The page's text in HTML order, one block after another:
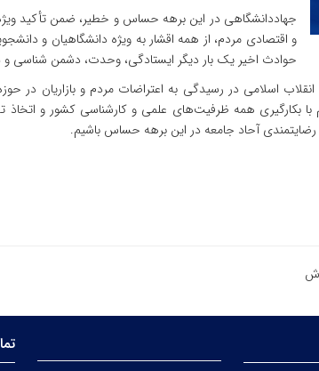
جهاددانشگاهی در این برهه حساس و خطیر، ضمن تأکید
و اقتصادی مردم، از همه اقشار به ویژه دانشگاهیان و
حوادث اخیر یک بار دیگر ایستادگی، وحدت، دشمن شناسی و
اسلامی در رسیدگی به اعتراضات مردم و بازاریان در
بکارگیری همه ظرفیت‌های علمی و کارشناسی کشور و اتخاذ
آحاد جامعه در این برهه حساس باشیم.